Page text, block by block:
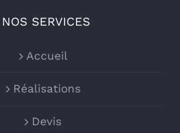
NOS SERVICES
Accueil
Réalisations
Devis